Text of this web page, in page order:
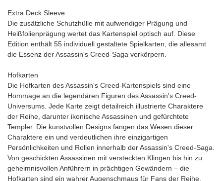
Extra Deck Sleeve
Die zusätzliche Schutzhülle mit aufwendiger Prägung und
Heißfolienprägung wertet das Kartenspiel optisch auf. Diese
Edition enthält 55 individuell gestaltete Spielkarten, die allesamt
die Essenz der Assassin's Creed-Saga verkörpern.
Hofkarten
Die Hofkarten des Assassin's Creed-Kartenspiels sind eine
Hommage an die legendären Figuren des Assassin's Creed-
Universums. Jede Karte zeigt detailreich illustrierte Charaktere
der Reihe, darunter ikonische Assassinen und gefürchtete
Templer. Die kunstvollen Designs fangen das Wesen dieser
Charaktere ein und verdeutlichen ihre einzigartigen
Persönlichkeiten und Rollen innerhalb der Assassin's Creed-Saga.
Von geschickten Assassinen mit versteckten Klingen bis hin zu
geheimnisvollen Anführern in prächtigen Gewändern – die
Hofkarten sind ein wahrer Augenschmaus für Fans der Reihe.